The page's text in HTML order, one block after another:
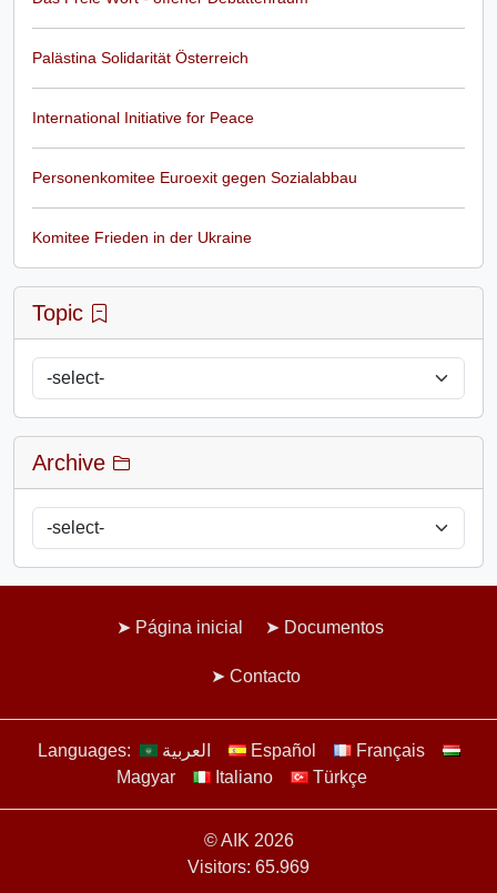
Palästina Solidarität Österreich
International Initiative for Peace
Personenkomitee Euroexit gegen Sozialabbau
Komitee Frieden in der Ukraine
Topic
Archive
Página inicial Documentos
Contacto
Languages: العربية Español
Français
Magyar
Italiano Türkçe
© AIK 2026
Visitors: 65.969